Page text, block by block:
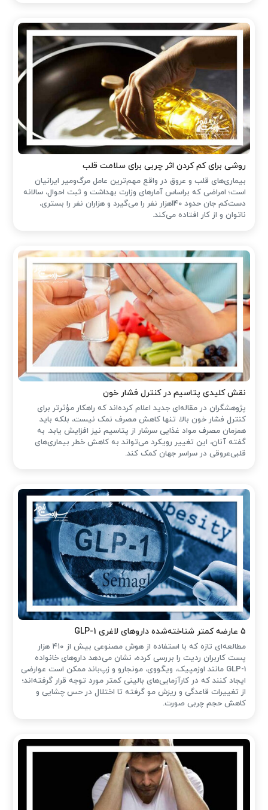
روشی برای کم کردن اثر چربی برای سلامت قلب
بیماری‌های قلب و عروق در واقع مهم‌ترین عامل مرگ‌ومیر ایرانیان
است؛ امراضی که براساس آمارهای وزارت بهداشت و ثبت احوال، سالانه
دست‌کم جان حدود 140هزار نفر را می‌گیرد و هزاران نفر را بستری،
ناتوان و از کار افتاده می‌کند.
نقش کلیدی پتاسیم در کنترل فشار خون
پژوهشگران در مقاله‌ای جدید اعلام کرده‌اند که راهکار مؤثرتر برای
کنترل فشار خون بالا، تنها کاهش مصرف نمک نیست، بلکه باید
همزمان مصرف مواد غذایی سرشار از پتاسیم نیز افزایش یابد. به
گفته آنان، این تغییر رویکرد می‌تواند به کاهش خطر بیماری‌های
قلبی‌عروقی در سراسر جهان کمک کند.
۵ عارضه کمتر شناخته‌شده داروهای لاغری GLP-1
مطالعه‌ای تازه که با استفاده از هوش مصنوعی بیش از ۴۱۰ هزار
پست کاربران ردیت را بررسی کرده، نشان می‌دهد داروهای خانواده
GLP-1 مانند اوزمپیک، ویگووی، مونجارو و زپ‌باند ممکن است عوارضی
ایجاد کنند که در کارآزمایی‌های بالینی کمتر مورد توجه قرار گرفته‌اند؛
از تغییرات قاعدگی و ریزش مو گرفته تا اختلال در حس چشایی و
کاهش حجم چربی صورت.